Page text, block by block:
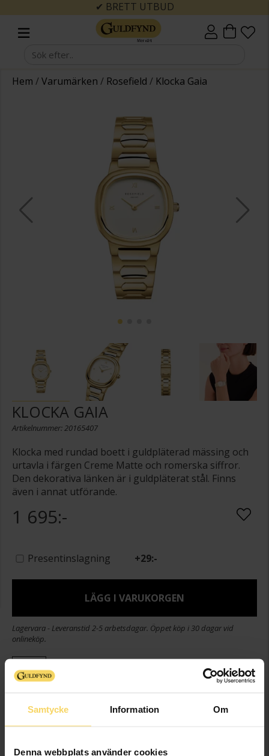
Samtycke Information Om
Denna webbplats använder cookies
✔ BRETT UTBUD
Hem /Varumärken / Rosefield / Klocka Gaia
KLOCKA GAIA
Artikelnummer: 20165407
Klocka med rundad boett i guldpläterad mässing och
urtavla i färgen Creme Matte och romerska siffror.
Den dekorativa länken är i guldpläterat stål. Finns
även i annat utförande.
1 695:-
Presentinslagning +29:-
LÄGG I VARUKORGEN
Lagervara - Leveranstid 2-5 arbetsdagar. Öppet köp i 30 dagar vid
onlineköp.
Info
Varumärke
Rosefield Watches
Modell
Material
Stål,Guldpläterat